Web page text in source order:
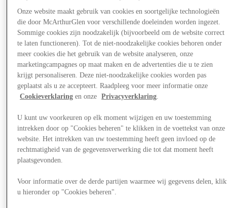
Onze website maakt gebruik van cookies en soortgelijke technologieën
die door McArthurGlen voor verschillende doeleinden worden ingezet.
Sommige cookies zijn noodzakelijk (bijvoorbeeld om de website correct
te laten functioneren). Tot de niet-noodzakelijke cookies behoren onder
meer cookies die het gebruik van de website analyseren, onze
marketingcampagnes op maat maken en de advertenties die u te zien
krijgt personaliseren. Deze niet-noodzakelijke cookies worden pas
geplaatst als u ze accepteert. Raadpleeg voor meer informatie onze
Cookieverklaring en onze Privacyverklaring
U kunt uw voorkeuren op elk moment wijzigen en uw toestemming
intrekken door op "Cookies beheren" te klikken in de voettekst van onze
website. Het intrekken van uw toestemming heeft geen invloed op de
rechtmatigheid van de gegevensverwerking die tot dat moment heeft
plaatsgevonden.
Voor informatie over de derde partijen waarmee wij gegevens delen,
u hieronder op "Cookies beheren".